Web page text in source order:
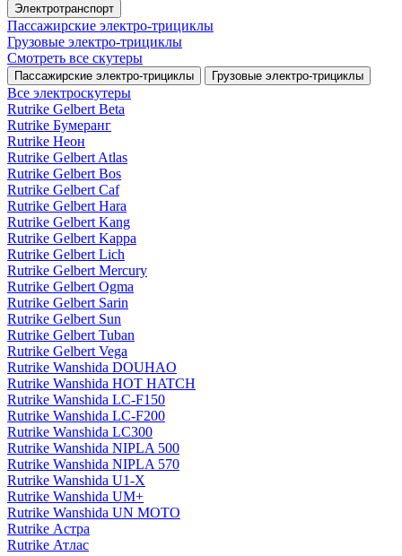
Электротранспорт
Пассажирские электро‑трициклы
Грузовые электро‑трициклы
Смотреть все скутеры
Пассажирские электро‑трициклы Грузовые электро‑трициклы
Все электро­скутеры
Rutrike Gelbert Beta
Rutrike Бумеранг
Rutrike Неон
Rutrike Gelbert Atlas
Rutrike Gelbert Bos
Rutrike Gelbert Caf
Rutrike Gelbert Hara
Rutrike Gelbert Kang
Rutrike Gelbert Kappa
Rutrike Gelbert Lich
Rutrike Gelbert Mercury
Rutrike Gelbert Ogma
Rutrike Gelbert Sarin
Rutrike Gelbert Sun
Rutrike Gelbert Tuban
Rutrike Gelbert Vega
Rutrike Wanshida DOUHAO
Rutrike Wanshida HOT HATCH
Rutrike Wanshida LC-F150
Rutrike Wanshida LC-F200
Rutrike Wanshida LC300
Rutrike Wanshida NIPLA 500
Rutrike Wanshida NIPLA 570
Rutrike Wanshida U1-X
Rutrike Wanshida UM+
Rutrike Wanshida UN MOTO
Rutrike Астра
Rutrike Атлас